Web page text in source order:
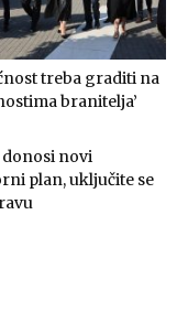
treba graditi na
branitelja’
novi
plan, uključite se